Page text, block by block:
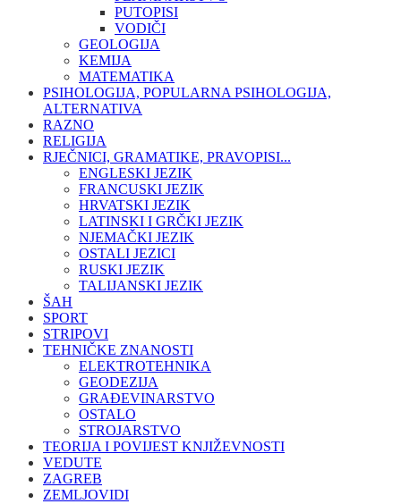
PUTOPISI
VODIČI
GEOLOGIJA
KEMIJA
MATEMATIKA
PSIHOLOGIJA, POPULARNA PSIHOLOGIJA,
ALTERNATIVA
RAZNO
RELIGIJA
RJEČNICI, GRAMATIKE, PRAVOPISI...
ENGLESKI JEZIK
FRANCUSKI JEZIK
HRVATSKI JEZIK
LATINSKI I GRČKI JEZIK
NJEMAČKI JEZIK
OSTALI JEZICI
RUSKI JEZIK
TALIJANSKI JEZIK
ŠAH
SPORT
STRIPOVI
TEHNIČKE ZNANOSTI
ELEKTROTEHNIKA
GEODEZIJA
GRAĐEVINARSTVO
OSTALO
STROJARSTVO
TEORIJA I POVIJEST KNJIŽEVNOSTI
VEDUTE
ZAGREB
ZEMLJOVIDI